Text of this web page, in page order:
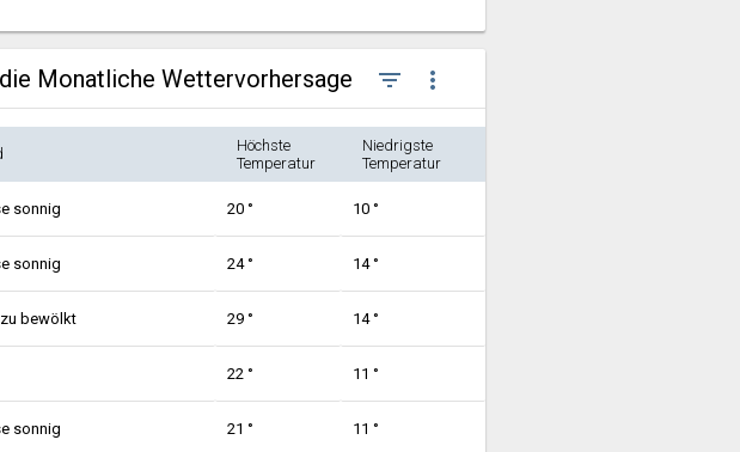
Monatliche Wettervorhersage filter_list more_vert
Höchste
Temperatur
Niedrigste
Temperatur
sonnig 20 ° 10 °
sonnig 24 ° 14 °
bewölkt 29 ° 14 °
22 ° 11 °
sonnig 21 ° 11 °